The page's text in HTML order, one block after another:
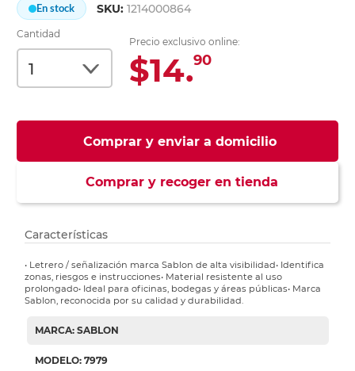
En stock SKU:1214000864
Cantidad
Precio exclusivo online:
$14.90
Comprar y enviar a domicilio
Comprar y recoger en tienda
Características
• Letrero / señalización marca Sablon de alta visibilidad• Identifica
zonas, riesgos e instrucciones• Material resistente al uso
prolongado• Ideal para oficinas, bodegas y áreas públicas• Marca
Sablon, reconocida por su calidad y durabilidad.
MARCA: SABLON
MODELO: 7979